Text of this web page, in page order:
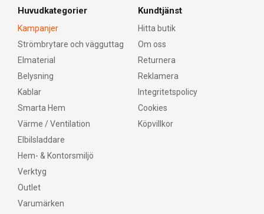
Huvudkategorier
Kampanjer
Strömbrytare och vägguttag
Elmaterial
Belysning
Kablar
Smarta Hem
Värme / Ventilation
Elbilsladdare
Hem- & Kontorsmiljö
Verktyg
Outlet
Varumärken
Kundtjänst
Hitta butik
Om oss
Returnera
Reklamera
Integritetspolicy
Cookies
Köpvillkor